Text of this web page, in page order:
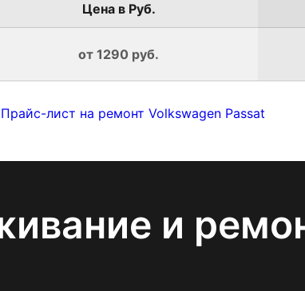
Цена в Руб.
от 1290 руб.
Прайс-лист на ремонт Volkswagen Passat
и